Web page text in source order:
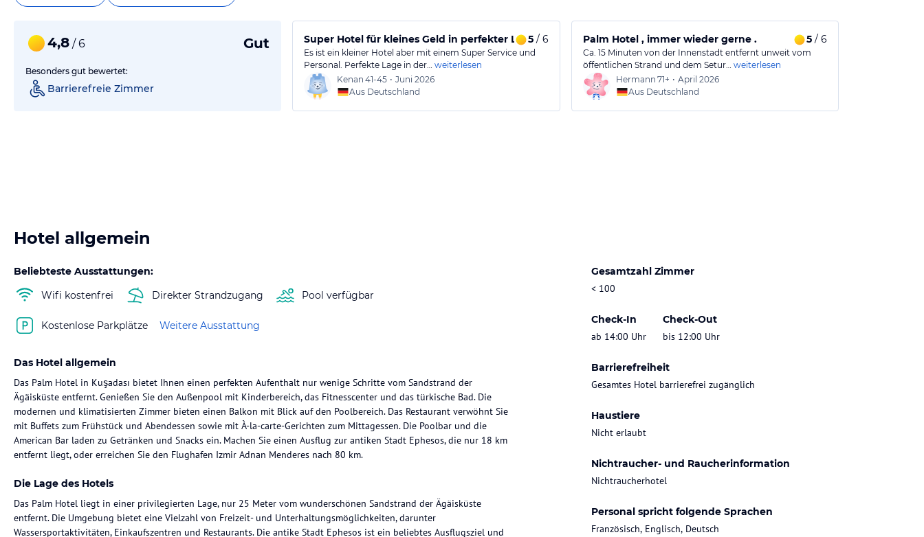
4,8 / 6 Gut
Besonders gut bewertet:
Barrierefreie Zimmer
Super Hotel für kleines Geld in perfekter Lage
5/ 6
Es ist ein kleiner Hotel aber mit einem Super Service und
Personal. Perfekte Lage in der… weiterlesen
Kenan 41-45 • Juni 2026
Aus Deutschland
Palm Hotel , immer wieder gerne . 5/ 6
Ca. 15 Minuten von der Innenstadt entfernt unweit vom
öffentlichen Strand und dem Setur… weiterlesen
Hermann 71+ • April 2026
Aus Deutschland
Hotel allgemein
Beliebteste Ausstattungen:
Wifi kostenfrei
Direkter Strandzugang Pool verfügbar
Kostenlose Parkplätze Weitere Ausstattung
Gesamtzahl Zimmer
< 100
Check-In
ab 14:00 Uhr
Check-Out
bis 12:00 Uhr
Barrierefreiheit
Gesamtes Hotel barrierefrei zugänglich
Haustiere
Nicht erlaubt
Nichtraucher- und Raucherinformation
Nichtraucherhotel
Personal spricht folgende Sprachen
Französisch, Englisch, Deutsch
Das Hotel allgemein
Das Palm Hotel in Kuşadası bietet Ihnen einen perfekten Aufenthalt nur wenige Schritte vom Sandstrand der
Ägäisküste entfernt. Genießen Sie den Außenpool mit Kinderbereich, das Fitnesscenter und das türkische Bad. Die
modernen und klimatisierten Zimmer bieten einen Balkon mit Blick auf den Poolbereich. Das Restaurant verwöhnt Sie
mit Buffets zum Frühstück und Abendessen sowie mit À-la-carte-Gerichten zum Mittagessen. Die Poolbar und die
American Bar laden zu Getränken und Snacks ein. Machen Sie einen Ausflug zur antiken Stadt Ephesos, die nur 18 km
entfernt liegt, oder erreichen Sie den Flughafen Izmir Adnan Menderes nach 80 km.
Die Lage des Hotels
Das Palm Hotel liegt in einer privilegierten Lage, nur 25 Meter vom wunderschönen Sandstrand der Ägäisküste
entfernt. Die Umgebung bietet eine Vielzahl von Freizeit- und Unterhaltungsmöglichkeiten, darunter
Wassersportaktivitäten, Einkaufszentren und Restaurants. Die antike Stadt Ephesos ist ein beliebtes Ausflugsziel und